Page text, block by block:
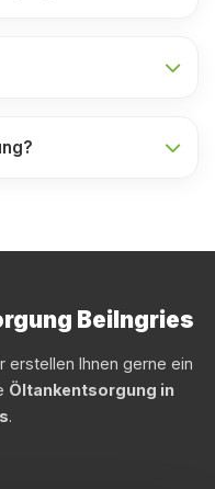
Beilngries
erstellen Ihnen gerne ein
Öltankentsorgung in
.